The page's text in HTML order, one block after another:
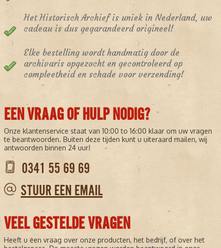
Het Historisch Archief is uniek in Nederland, uw
cadeau is dus gegarandeerd origineel!
Elke bestelling wordt handmatig door de
archivaris opgezocht en gecontroleerd op
compleetheid en schade voor verzending!
EEN VRAAG OF HULP NODIG?
Onze klantenservice staat van 10:00 to 16:00 klaar om uw vragen
te beantwoorden. Buiten deze tijden kunt u uiteraard mailen, wij
antwoorden binnen 24 uur!
0341 55 69 69
STUUR EEN EMAIL
VEEL GESTELDE VRAGEN
Heeft u een vraag over onze producten, het bedrijf, of over het